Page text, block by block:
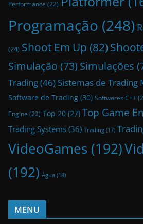
Performance (22)
Programação (248)
(24) Shoot Em Up (82)
Simulação (73) Simulações
Trading(46) Sistemas de Trading
Software de Trading (30) Softwares C++
Engine (22) Top 20 (27) Top Game
Trading Systems (36) Trading (17)
VideoGames (192)
(192) Água (18)
MENU